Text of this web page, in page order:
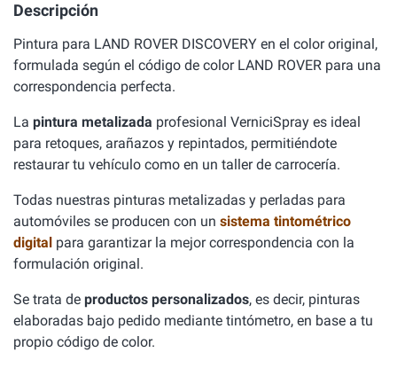
Descripción
Pintura para LAND ROVER DISCOVERY en el color original,
formulada según el código de color LAND ROVER para una
correspondencia perfecta.
La pintura metalizada profesional VerniciSpray es ideal
para retoques, arañazos y repintados, permitiéndote
restaurar tu vehículo como en un taller de carrocería.
Todas nuestras pinturas metalizadas y perladas para
automóviles se producen con un sistema tintométrico
digital para garantizar la mejor correspondencia con la
formulación original.
Se trata de productos personalizados, es decir, pinturas
elaboradas bajo pedido mediante tintómetro, en base a tu
propio código de color.